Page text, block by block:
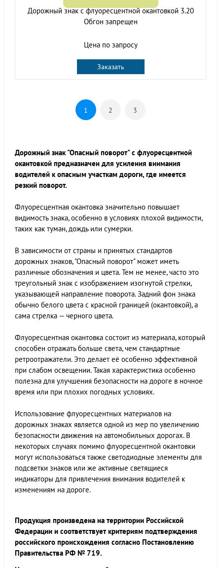
Дорожный знак с флуоресцентной окантовкой 3.20
Обгон запрещен
Цена по запросу
Заказать
1 2 3
Дорожный знак "Опасный поворот" с флуоресцентной
окантовкой предназначен для усиления внимания
водителей к опасным участкам дороги, где имеется
резкий поворот.
Флуоресцентная окантовка значительно повышает
видимость знака, особенно в условиях плохой видимости,
таких как туман, дождь или сумерки.
В зависимости от страны и принятых стандартов
дорожных знаков, "Опасный поворот" может иметь
различные обозначения и цвета. Тем не менее, часто это
треугольный знак с изображением изогнутой стрелки,
указывающей направление поворота. Задний фон знака
обычно белого цвета с красной границей (окантовкой), а
сама стрелка — черного цвета.
Флуоресцентная окантовка состоит из материала, который
способен отражать больше света, чем стандартные
ретроотражатели. Это делает её особенно эффективной
при слабом освещении. Такая характеристика особенно
полезна для улучшения безопасности на дороге в ночное
время или при плохих погодных условиях.
Использование флуоресцентных материалов на
дорожных знаках является одной из мер по увеличению
безопасности движения на автомобильных дорогах. В
некоторых случаях помимо флуоресцентной окантовки
могут использоваться также светодиодные элементы для
подсветки знаков или же активные светящиеся
индикаторы для привлечения внимания водителей к
изменениям на дороге.
Продукция произведена на территории Российской
Федерации и соответствует критериям подтверждения
российского происхождения согласно Постановлению
Правительства РФ № 719.